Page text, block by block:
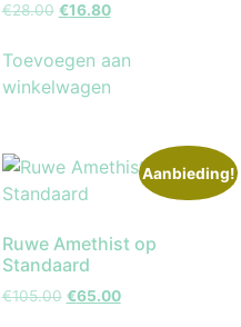
€28.00 €16.80
Toevoegen aan
winkelwagen
Aanbieding!
Ruwe Amethist op
Standaard
€105.00 €65.00